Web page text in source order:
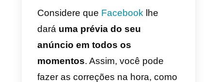
campanha é Mensagens.
4) Edite o nome e os detalhes da
campanha.